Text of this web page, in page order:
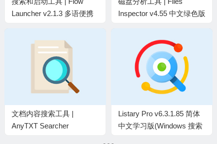
Launcher v2.1.3 多语便携
Inspector v4.55 中文绿色版
文档内容搜索工具 |
AnyTXT Searcher
Listary Pro v6.3.1.85 简体
中文学习版(Windows 搜索